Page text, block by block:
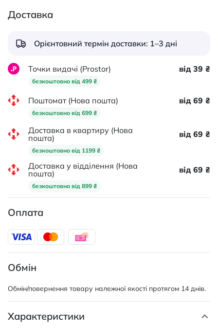
Доставка
Орієнтовний термін доставки: 1–3 дні
Точки видачі (Prostor)
безкоштовно від 499 ₴
від 39 ₴
Поштомат (Нова пошта)
безкоштовно від 699 ₴
від 69 ₴
Доставка в квартиру (Нова
пошта)
безкоштовно від 1199 ₴
від 69 ₴
Доставка у відділення (Нова
пошта)
безкоштовно від 899 ₴
від 69 ₴
Оплата
Обмін
Обмін/повернення товару належної якості протягом 14 днів.
Характеристики